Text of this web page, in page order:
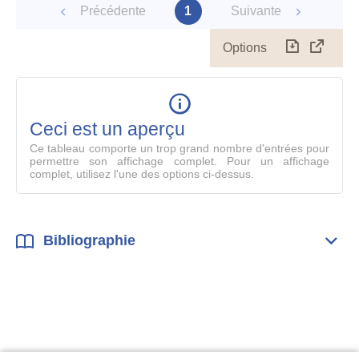
Précédente 1 Suivante
Options
le
Ceci est un aperçu
Ce tableau comporte un trop grand nombre d'entrées pour
permettre son affichage complet. Pour un affichage
complet, utilisez l'une des options ci-dessus.
Bibliographie